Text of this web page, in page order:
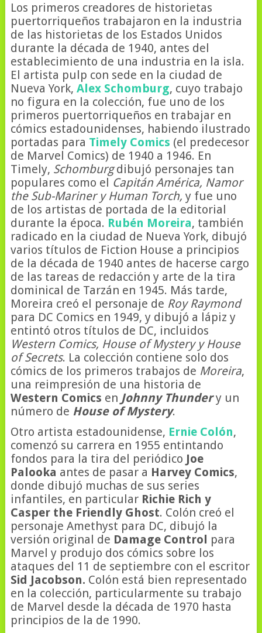
Los primeros creadores de historietas
puertorriqueños trabajaron en la industria
de las historietas de los Estados Unidos
durante la década de 1940, antes del
establecimiento de una industria en la isla.
El artista pulp con sede en la ciudad de
Nueva York, Alex Schomburg, cuyo trabajo
no figura en la colección, fue uno de los
primeros puertorriqueños en trabajar en
cómics estadounidenses, habiendo ilustrado
portadas para Timely Comics (el predecesor
de Marvel Comics) de 1940 a 1946. En
Timely, Schomburgdibujó personajes tan
populares como el Capitán América, Namor
the Sub-Mariner y Human Torch, y fue uno
de los artistas de portada de la editorial
durante la época. Rubén Moreira, también
radicado en la ciudad de Nueva York, dibujó
varios títulos de Fiction House a principios
de la década de 1940 antes de hacerse cargo
de las tareas de redacción y arte de la tira
dominical de Tarzán en 1945. Más tarde,
Moreira creó el personaje de Roy Raymond
para DC Comics en 1949, y dibujó a lápiz y
entintó otros títulos de DC, incluidos
Western Comics, House of Mystery y House
of Secrets. La colección contiene solo dos
cómics de los primeros trabajos de Moreira,
una reimpresión de una historia de
Western Comics en Johnny Thundery un
número de House of Mystery.
Otro artista estadounidense, Ernie Colón,
comenzó su carrera en 1955 entintando
fondos para la tira del periódico Joe
Palooka antes de pasar a Harvey Comics,
donde dibujó muchas de sus series
infantiles, en particular Richie Rich y
Casper the Friendly Ghost. Colón creó el
personaje Amethyst para DC, dibujó la
versión original de Damage Control para
Marvel y produjo dos cómics sobre los
ataques del 11 de septiembre con el escritor
Sid Jacobson. Colón está bien representado
en la colección, particularmente su trabajo
de Marvel desde la década de 1970 hasta
principios de la de 1990.